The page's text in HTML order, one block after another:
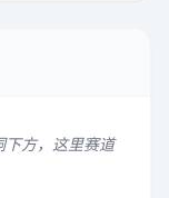
下方，这里赛道